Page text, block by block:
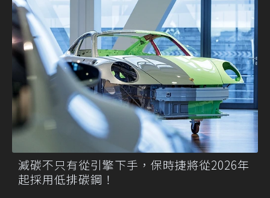
減碳不只有從引擎下手，保時捷將從2026年
起採用低排碳鋼！